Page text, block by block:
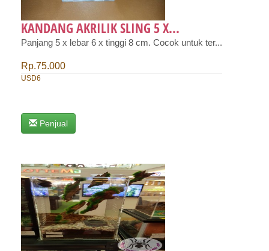
KANDANG AKRILIK SLING 5 X...
Panjang 5 x lebar 6 x tinggi 8 cm. Cocok untuk ter...
Rp.75.000
USD6
Penjual